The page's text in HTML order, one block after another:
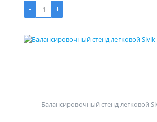
-
+
Балансировочный стенд легковой